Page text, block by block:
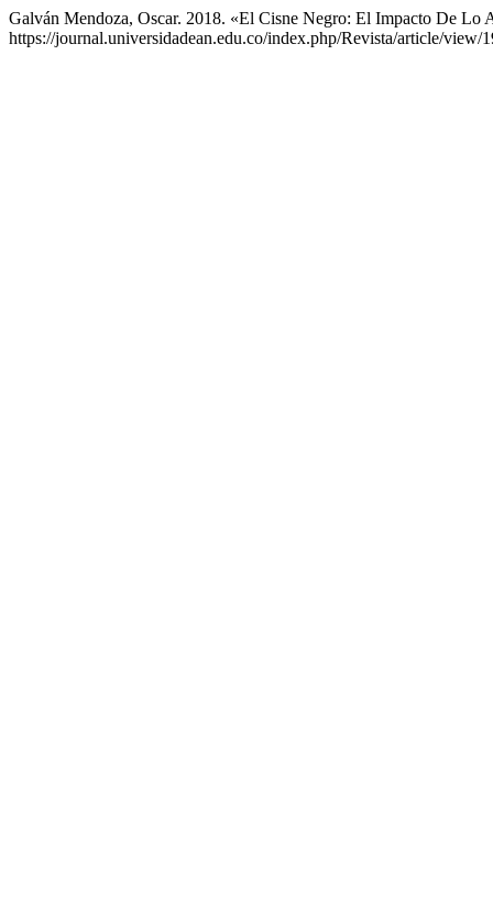
Galván Mendoza, Oscar. 2018. «El Cisne Negro: El Impacto De Lo
https://journal.universidadean.edu.co/index.php/Revista/article/view/